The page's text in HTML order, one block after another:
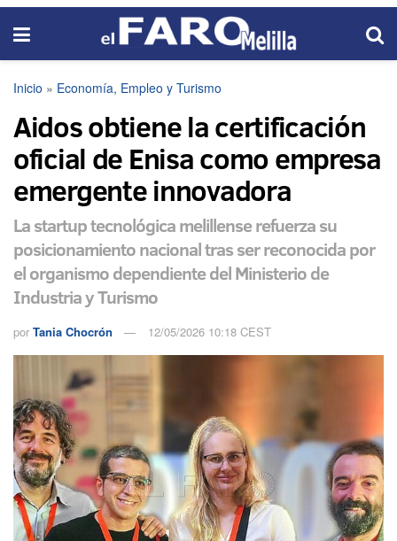
Inicio » Economía, Empleo y Turismo
Aidos obtiene la certificación
oficial de Enisa como empresa
emergente innovadora
La startup tecnológica melillense refuerza su
posicionamiento nacional tras ser reconocida por
el organismo dependiente del Ministerio de
Industria y Turismo
por Tania Chocrón 12/05/2026 10:18 CEST